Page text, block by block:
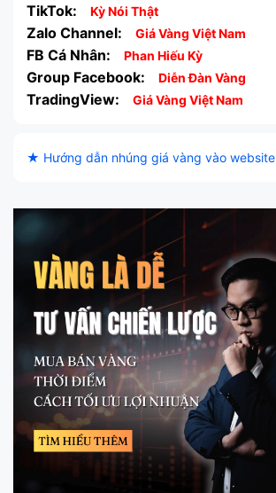
TikTok: Kỳ Nói Thật
Zalo Channel: Giá Vàng Việt Nam
FB Cá Nhân: Phan Hiếu Kỳ
Group Facebook: Diễn Đàn Vàng
TradingView: Giá Vàng Việt Nam
★ Hướng dẫn nhúng giá vàng vào website